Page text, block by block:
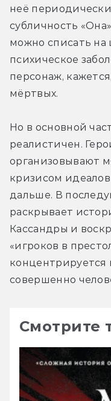
неё
субличность
можно списать
психическое
персонаж,
мёртвых.
Но в основной
реалистичен.
организовывают
кризисом
дальше. В
раскрывает
Кассандры и
«игроков в
концентрируется
совершенно
Смотрите